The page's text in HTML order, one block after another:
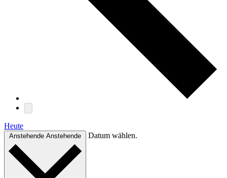
Heute
Anstehende Anstehende Datum wählen.